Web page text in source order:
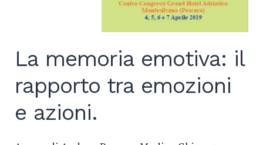
La memoria emotiva: il
rapporto tra emozioni
e azioni.